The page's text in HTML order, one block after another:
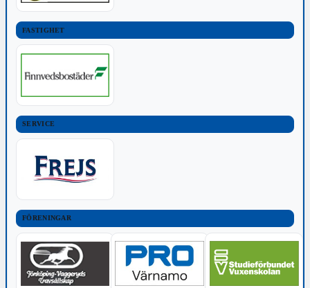
FASTIGHET
SERVICE
FÖRENINGAR